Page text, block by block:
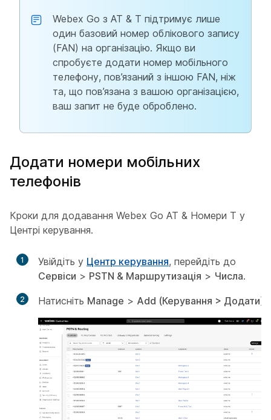
Webex Go з AT & T підтримує лише
один базовий номер облікового запису
(FAN) на організацію. Якщо ви
спробуєте додати номер мобільного
телефону, пов’язаний з іншою FAN, ніж
та, що пов’язана з вашою організацією,
ваш запит не буде оброблено.
Додати номери мобільних
телефонів
Кроки для додавання Webex Go AT & Номери T у
Центрі керування.
1 Увійдіть у Центр керування, перейдіть до
Сервіси > PSTN & Маршрутизація > Числа.
2 Натисніть Manage > Add (Керування > Додати)